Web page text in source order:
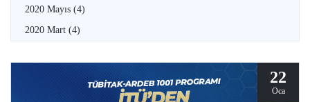
2020 Mayıs (4)
2020 Mart (4)
22
Oca